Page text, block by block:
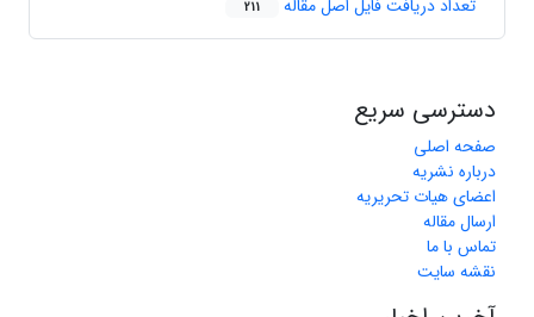
تعداد دریافت فایل اصل مقاله 211
دسترسی سریع
صفحه اصلی
درباره نشریه
اعضای هیات تحریریه
ارسال مقاله
تماس با ما
نقشه سایت